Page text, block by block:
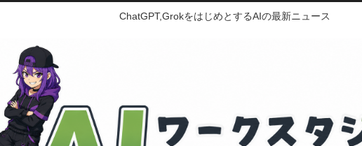
ChatGPT,GrokをはじめとするAIの最新ニュース